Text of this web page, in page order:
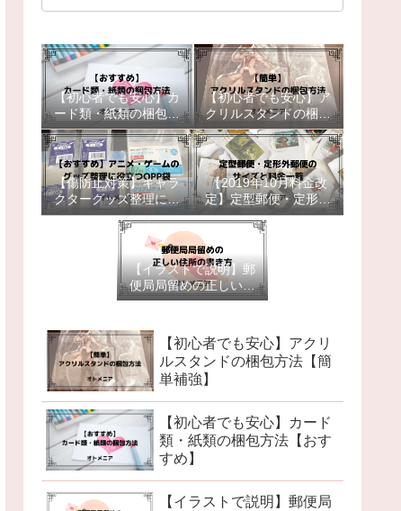
【初心者でも安心】カ
ード類・紙類の梱包方
法【おすすめ】
【初心者でも安心】ア
クリルスタンドの梱包
方法【簡単補強】
【傷防止対策】キャラ
クターグッズ整理に役
立つOPP袋【おすす
め】
【2019年10月料金改
定】定型郵便・定形外
郵便のサイズと料金一
覧
【イラストで説明】郵
便局局留めの正しい住
所の書き方【初心者で
【初心者でも安心】アクリ
ルスタンドの梱包方法【簡
単補強】
【初心者でも安心】カード
類・紙類の梱包方法【おす
すめ】
【イラストで説明】郵便局